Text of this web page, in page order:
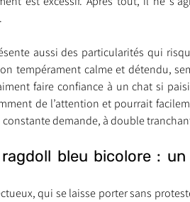
aussi des particularités qui
tempérament calme et détendu,
faire confiance à un chat si
de l’attention et pourrait
demande, à double
bleu bicolore :
qui se laisse porter sans